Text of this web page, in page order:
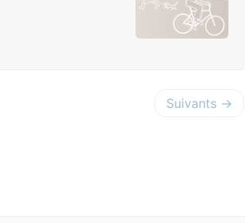
Suivants →